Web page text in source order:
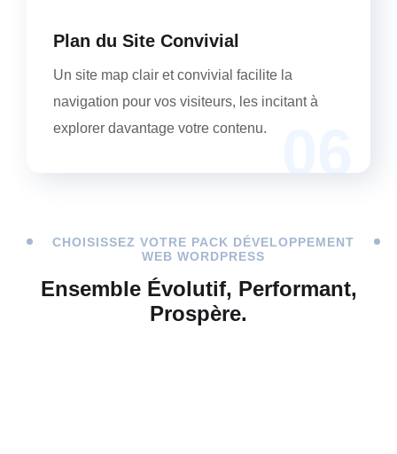
Plan du Site Convivial
Un site map clair et convivial facilite la
navigation pour vos visiteurs, les incitant à
explorer davantage votre contenu.
CHOISISSEZ VOTRE PACK DÉVELOPPEMENT
WEB WORDPRESS
Ensemble Évolutif, Performant,
Prospère.